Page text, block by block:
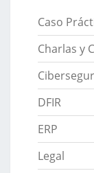
Caso
Charlas y
DFIR
ERP
Legal